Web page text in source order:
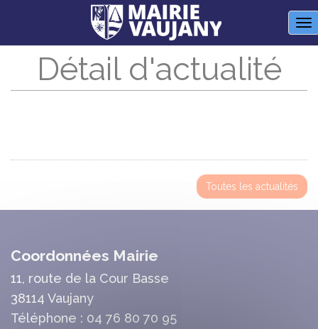
Détail d'actualité
Toutes les actualités
Coordonnées Mairie
11, route de la Cour Basse
38114 Vaujany
Téléphone : 04 76 80 70 95
Panneau de gestion des cookies